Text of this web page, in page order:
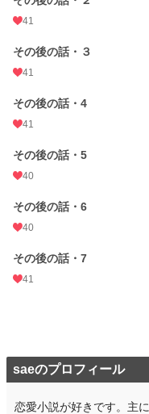
41
その後の話・３
41
その後の話・4
41
その後の話・5
40
その後の話・6
40
その後の話・7
41
saeのプロフィール
恋愛小説が好きです。主